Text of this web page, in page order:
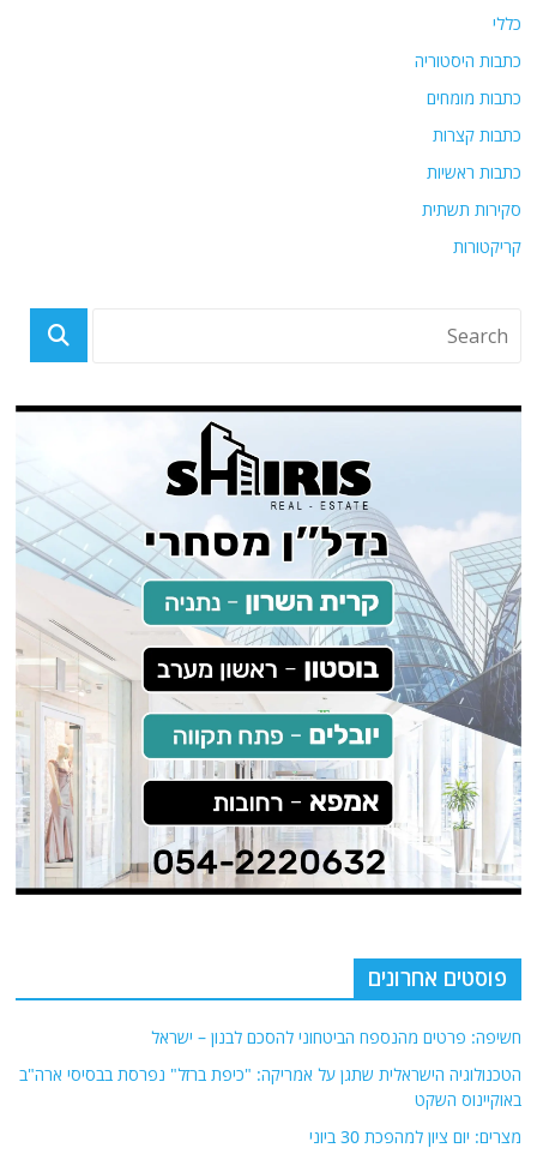
כללי
כתבות היסטוריה
כתבות מומחים
כתבות קצרות
כתבות ראשיות
סקירות תשתית
קריקטורות
פוסטים אחרונים
חשיפה: פרטים מהנספח הביטחוני להסכם לבנון – ישראל
הטכנולוגיה הישראלית שתגן על אמריקה: "כיפת ברזל" נפרסת בבסיסי ארה"ב
באוקיינוס השקט
מצרים: יום ציון למהפכת 30 ביוני